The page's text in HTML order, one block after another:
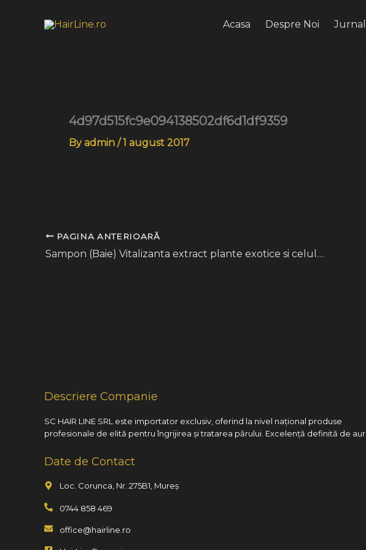
Acasa Despre Noi Jurnal
4d97d515fc9e094138502df6d1df9359
By admin /1 august 2017
PAGINA ANTERIOARĂ
Sampon (Baie) Vitalizanta extract plante exotice si celule stem
Descriere Companie
SC HAIR LINE SRL este importator exclusiv, oferind la nivel național produse
profesionale de elită pentru îngrijirea și tratarea părului. Excelență definită de aur.
Date de Contact
Loc. Corunca, Nr. 275B1, Mureș
0744 858 469
office@hairline.ro